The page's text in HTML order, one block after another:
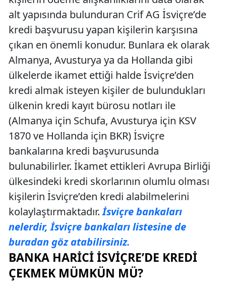
alt yapısında bulunduran Crif AG İsviçre’de
kredi başvurusu yapan kişilerin karşısına
çıkan en önemli konudur. Bunlara ek olarak
Almanya, Avusturya ya da Hollanda gibi
ülkelerde ikamet ettiği halde İsviçre’den
kredi almak isteyen kişiler de bulundukları
ülkenin kredi kayıt bürosu notları ile
(Almanya için Schufa, Avusturya için KSV
1870 ve Hollanda için BKR) İsviçre
bankalarına kredi başvurusunda
bulunabilirler. İkamet ettikleri Avrupa Birliği
ülkesindeki kredi skorlarının olumlu olması
kişilerin İsviçre’den kredi alabilmelerini
kolaylaştırmaktadır.İsviçre bankaları
nelerdir, İsviçre bankaları listesine de
buradan göz atabilirsiniz.
BANKA HARICI İSVIÇRE’DE KREDI
ÇEKMEK MÜMKÜN MÜ?